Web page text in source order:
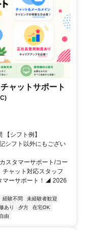
ャットサポート
シフト例】
シフト以外にもござい
スタマーサポート/コー
ャット対応スタッフ
マーサポート！◢ 2026
経験不問
未経験者歓迎
あり 夕方
在宅OK
由